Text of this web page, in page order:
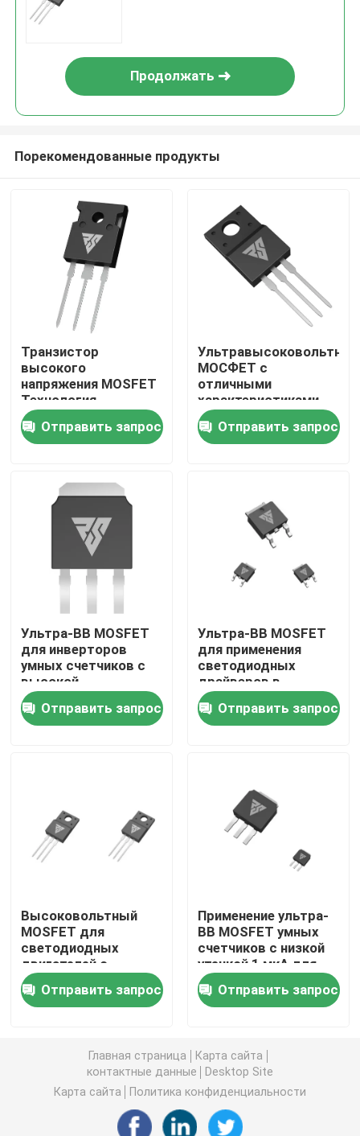
Домой
Продукты
О нас
Новости
Запросите цитату
MOSFET наивысшей мощности
Сверхсоединение MOSFET
Высоковольтный MOSFET
МОП-транзистор низкого напряжения
Диоды барьера Schottky
Полупроводники высокой мощности
Продолжать
Порекомендованные продукты
Транзистор
высокого
напряжения MOSFET
Технология
сверхвысокого
напряжения
Отправить запрос
Ультравысоковольтный
МОСФЕТ с
отличными
характеристиками
при высоких
температурах
Отправить запрос
Ультра-ВВ MOSFET
для инверторов
умных счетчиков с
высокой
теплораспределением
Отправить запрос
Ультра-ВВ MOSFET
для применения
светодиодных
драйверов в
электроэнергетической
системе
Отправить запрос
Высоковольтный
MOSFET для
светодиодных
двигателей с
большим
рассеиванием тепла
Отправить запрос
Применение ультра-
ВВ MOSFET умных
счетчиков с низкой
утечкой 1 мкА для
промышленной
автоматизации
Отправить запрос
Главная страница
Карта сайта
контактные данные
Desktop Site
Карта сайта
Политика конфиденциальности